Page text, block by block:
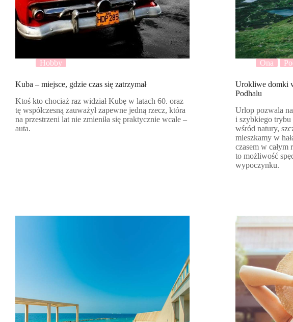
Hobby
Kuba – miejsce, gdzie czas się zatrzymał
Ktoś kto chociaż raz widział Kubę w latach 60. oraz
tę współczesną zauważył zapewne jedną rzecz, która
na przestrzeni lat nie zmieniła się praktycznie wcale –
auta.
Ona
Urokliwe domki
Podhalu
Urlop pozwala
i szybkiego
wśród natury,
mieszkamy w
czasem w
to możliwość
wypoczynku.